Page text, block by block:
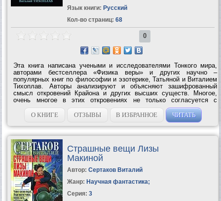
Язык книги: Русский
Кол-во страниц: 68
0
Эта книга написана учеными и исследователями Тонкого мира,
авторами бестселлера «Физика веры» и других научно –
популярных книг по философии и эзотерике, Татьяной и Виталием
Тихоплав. Авторы анализируют и объясняют зашифрованный
смысл откровений Крайона и других высших существ. Многое,
очень многое в этих откровениях не только согласуется с
научными знаниями, но и сулит новые сенсационные открытия. Не
случайно послания Крайона,...
О КНИГЕ ОТЗЫВЫ В ИЗБРАННОЕ ЧИТАТЬ
Страшные вещи Лизы
Макиной
Автор: Сертаков Виталий
Жанр: Научная фантастика;
Серия: 3